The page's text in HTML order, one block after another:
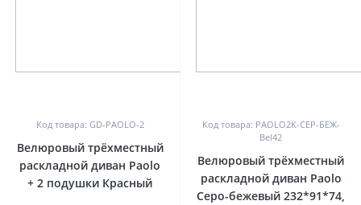
Код товара: GD-PAOLO-2
Велюровый трёхместный
раскладной диван Paolo
+ 2 подушки Красный
Код товара: PAOLO2K-СЕР-БЕЖ-
Bel42
Велюровый трёхместный
раскладной диван Paolo
Cеро-бежевый 232*91*74,